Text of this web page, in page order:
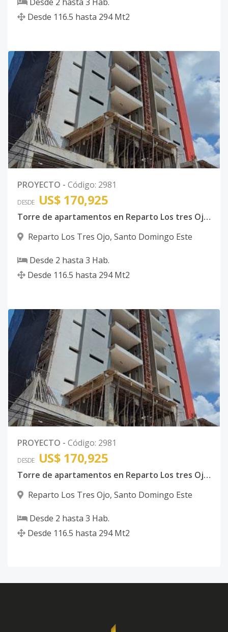
Desde 116.5 hasta 294 Mt2
PROYECTO - Código: 2981
DESDE US$ 170,925
Torre de apartamentos en Reparto Los tres Ojos, Santo Domingo Este.
Reparto Los Tres Ojo, Santo Domingo Este
Desde 2 hasta 3 Hab.
Desde 116.5 hasta 294 Mt2
PROYECTO - Código: 2981
DESDE US$ 170,925
Torre de apartamentos en Reparto Los tres Ojos, Santo Domingo Este.
Reparto Los Tres Ojo, Santo Domingo Este
Desde 2 hasta 3 Hab.
Desde 116.5 hasta 294 Mt2